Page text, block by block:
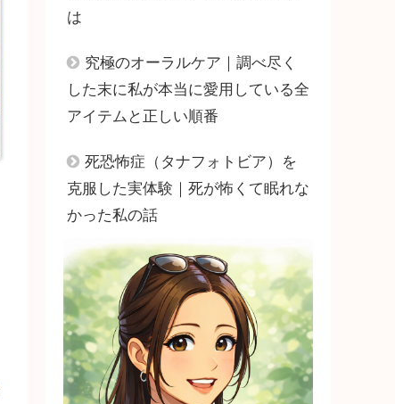
は
究極のオーラルケア｜調べ尽く
した末に私が本当に愛用している全
アイテムと正しい順番
死恐怖症（タナフォトビア）を
克服した実体験｜死が怖くて眠れな
かった私の話